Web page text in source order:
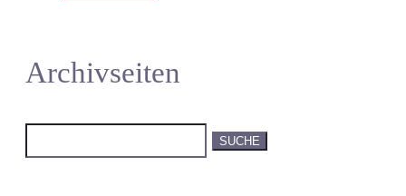
Archivseiten
nach: